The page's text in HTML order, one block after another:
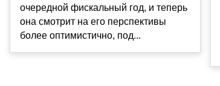
очередной фискальный год, и теперь
она смотрит на его перспективы
более оптимистично, под...